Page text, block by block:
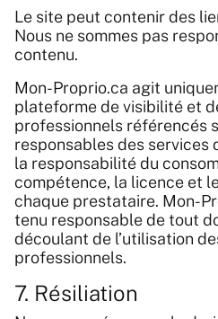
Le site peut contenir des
Nous ne sommes pas
contenu.
Mon-Proprio.ca agit
plateforme de visibilité et
professionnels référencés
responsables des services
la responsabilité du
compétence, la licence et
chaque prestataire. Mon-
tenu responsable de tout
découlant de l’utilisation
professionnels.
7. Résiliation